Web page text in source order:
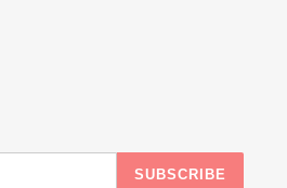
SUBSCRIBE